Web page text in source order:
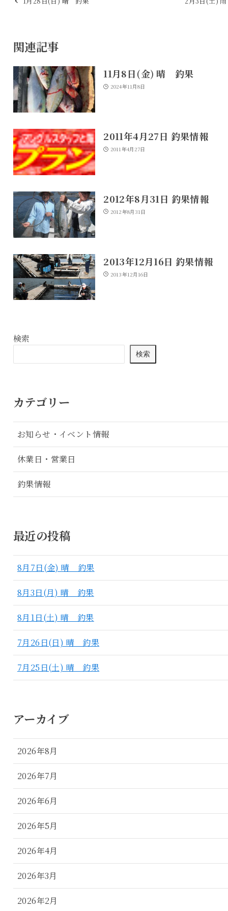
関連記事
11月8日(金) 晴 釣果
2024年11月8日
2011年4月27日 釣果情報
2011年4月27日
2012年8月31日 釣果情報
2012年8月31日
2013年12月16日 釣果情報
2013年12月16日
検索
検索
カテゴリー
お知らせ・イベント情報
休業日・営業日
釣果情報
最近の投稿
8月7日(金) 晴 釣果
8月3日(月) 晴 釣果
8月1日(土) 晴 釣果
7月26日(日) 晴 釣果
7月25日(土) 晴 釣果
アーカイブ
2026年8月
2026年7月
2026年6月
2026年5月
2026年4月
2026年3月
2026年2月